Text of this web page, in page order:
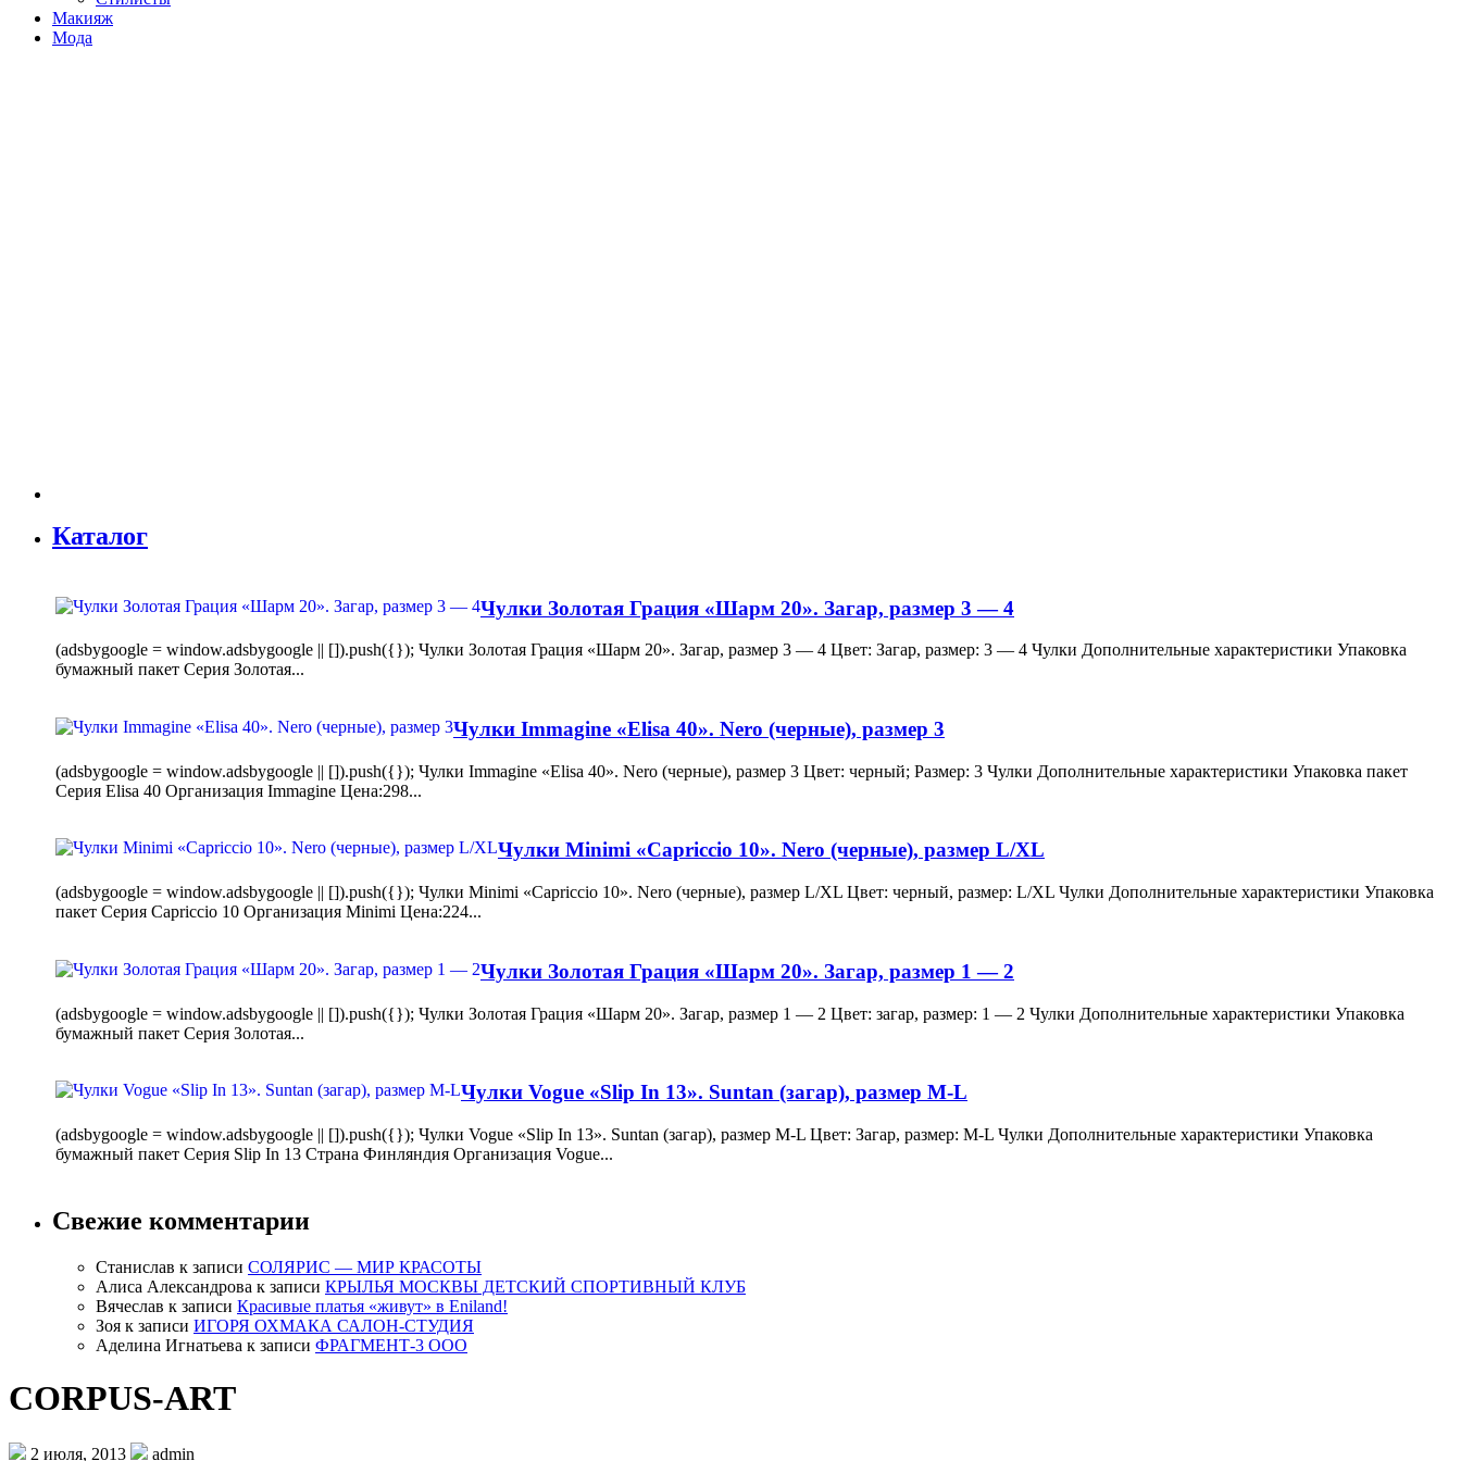
Макияж
Мода
Каталог
Чулки Золотая Грация «Шарм 20». Загар, размер 3 — 4
(adsbygoogle = window.adsbygoogle || []).push({}); Чулки Золотая Грация «Шарм 20». Загар, размер 3 — 4 Цвет: Загар, размер: 3 — 4 Чулки Дополнительные характеристики Упаковка
бумажный пакет Серия Золотая...
Чулки Immagine «Elisa 40». Nero (черные), размер 3
(adsbygoogle = window.adsbygoogle || []).push({}); Чулки Immagine «Elisa 40». Nero (черные), размер 3 Цвет: черный; Размер: 3 Чулки Дополнительные характеристики Упаковка пакет
Серия Elisa 40 Организация Immagine Цена:298...
Чулки Minimi «Capriccio 10». Nero (черные), размер L/XL
(adsbygoogle = window.adsbygoogle || []).push({}); Чулки Minimi «Capriccio 10». Nero (черные), размер L/XL Цвет: черный, размер: L/XL Чулки Дополнительные характеристики Упаковка
пакет Серия Capriccio 10 Организация Minimi Цена:224...
Чулки Золотая Грация «Шарм 20». Загар, размер 1 — 2
(adsbygoogle = window.adsbygoogle || []).push({}); Чулки Золотая Грация «Шарм 20». Загар, размер 1 — 2 Цвет: загар, размер: 1 — 2 Чулки Дополнительные характеристики Упаковка
бумажный пакет Серия Золотая...
Чулки Vogue «Slip In 13». Suntan (загар), размер M-L
(adsbygoogle = window.adsbygoogle || []).push({}); Чулки Vogue «Slip In 13». Suntan (загар), размер M-L Цвет: Загар, размер: M-L Чулки Дополнительные характеристики Упаковка
бумажный пакет Серия Slip In 13 Страна Финляндия Организация Vogue...
Свежие комментарии
Станислав к записи СОЛЯРИС — МИР КРАСОТЫ
Алиса Александрова к записи КРЫЛЬЯ МОСКВЫ ДЕТСКИЙ СПОРТИВНЫЙ КЛУБ
Вячеслав к записи Красивые платья «живут» в Eniland!
Зоя к записи ИГОРЯ ОХМАКА САЛОН-СТУДИЯ
Аделина Игнатьева к записи ФРАГМЕНТ-3 ООО
CORPUS-ART
2 июля, 2013 admin